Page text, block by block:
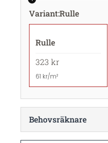
Variant:Rulle
Rulle
323 kr
61 kr/m²
Behovsräknare